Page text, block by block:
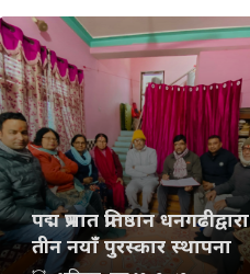
पद्म प्रभात प्रतिष्ठान धनगढीद्वारा
तीन नयाँ पुरस्कार स्थापना